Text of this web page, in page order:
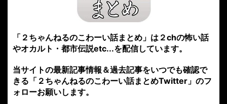
「２ちゃんねるのこわーい話まとめ」は２chの怖い話
やオカルト・都市伝説etc...を配信しています。
当サイトの最新記事情報＆過去記事をいつでも確認で
きる「２ちゃんねるのこわーい話まとめTwitter」のフ
ォローお願いします。